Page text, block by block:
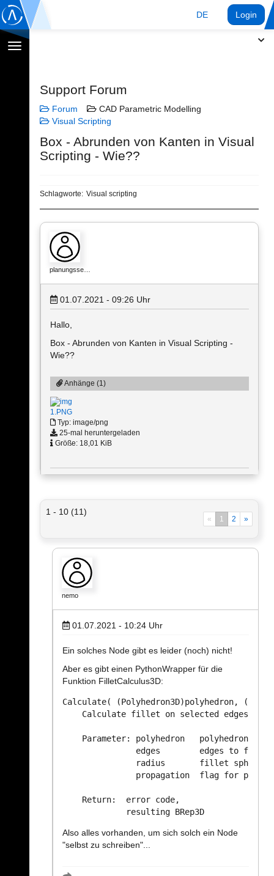
DE Login
Navigation
Support Forum
Forum
CAD Parametric Modelling
Visual Scripting
Box - Abrunden von Kanten in Visual
Scripting - Wie??
Schlagworte: Visual scripting
planungsse…
01.07.2021 - 09:26 Uhr
Hallo,
Box - Abrunden von Kanten in Visual Scripting -
Wie??
Anhänge (1)
1.PNG
Typ: image/png
25-mal heruntergeladen
Größe: 18,01 KiB
1 - 10 (11)
« 1 2 »
nemo
01.07.2021 - 10:24 Uhr
Ein solches Node gibt es leider (noch) nicht!
Aber es gibt einen PythonWrapper für die
Funktion FilletCalculus3D:
Calculate( (Polyhedron3D)polyhedron,
Calculate fillet on selected edges of
Parameter: polyhedron   polyhedron to
               edges        edges to fillet
radius       fillet sphere
propagation  flag for
    Return:  error code,
             resulting BRep3D
Also alles vorhanden, um sich solch ein Node
"selbst zu schreiben"...